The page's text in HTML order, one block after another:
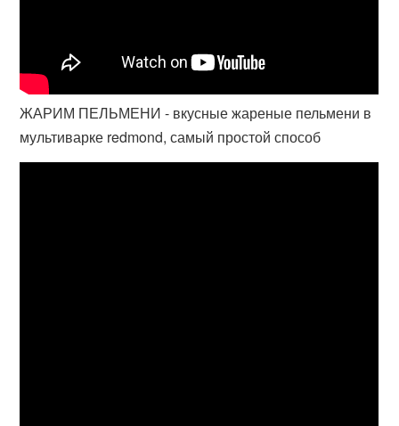
ЖАРИМ ПЕЛЬМЕНИ - вкусные жареные пельмени в
мультиварке redmond, самый простой способ